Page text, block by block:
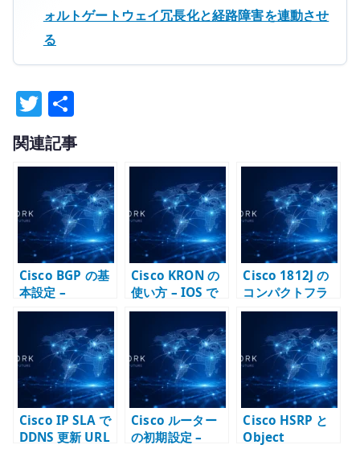
ォルトゲートウェイ冗長化と経路障害を連動させ
る
T
w
it
te
r
有
関連記事
Cisco BGP の基
本設定 –
neighbor /
network / AS
番号と経路広告
を確認する
Cisco KRON の
使い方 – IOS で
定期コマンドを
実行する基本と
注意点
Cisco 1812J の
コンパクトフラ
ッシュ交換 – IOS
イメージと起動
メディアを扱う
Cisco IP SLA で
DDNS 更新 URL
Cisco ルーター
の初期設定 –
Cisco HSRP と
Object